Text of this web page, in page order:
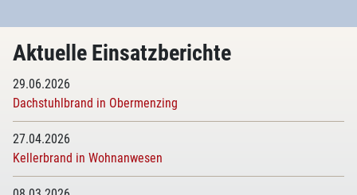
Aktuelle Einsatzberichte
29.06.2026
Dachstuhlbrand in Obermenzing
27.04.2026
Kellerbrand in Wohnanwesen